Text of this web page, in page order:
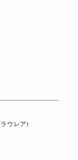
ウレア)